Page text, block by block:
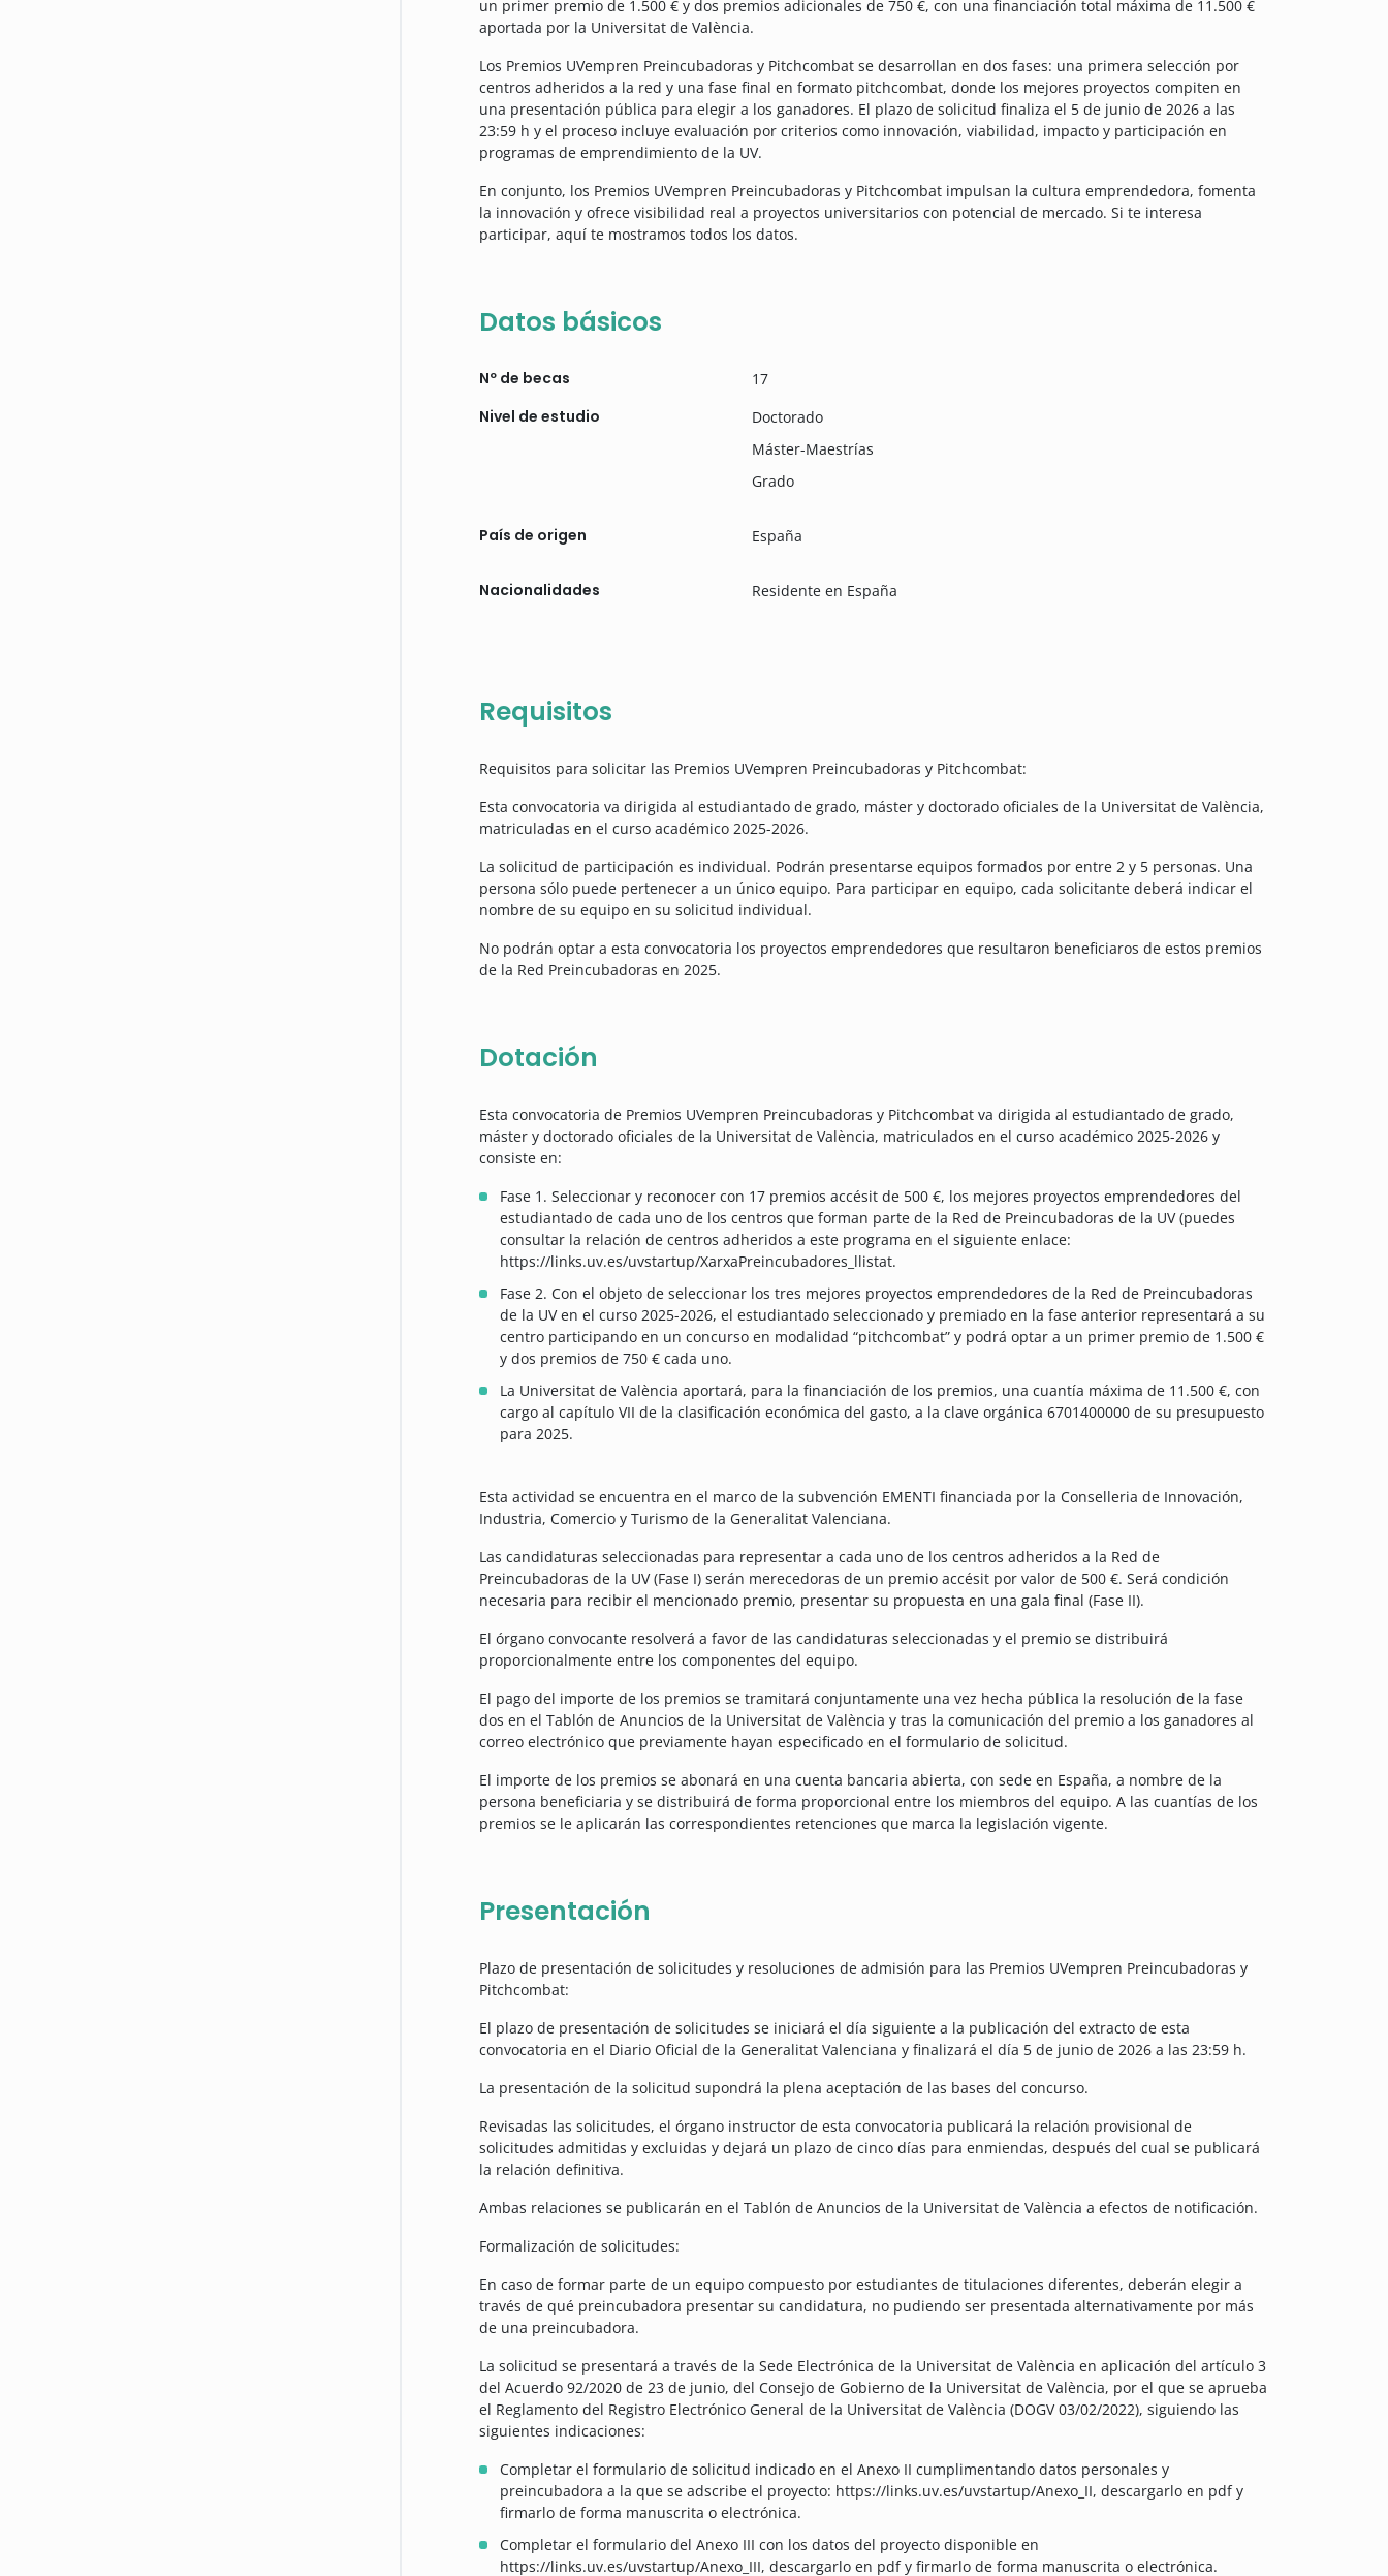
un primer premio de 1.500 € y dos premios adicionales de 750 €, con una financiación total máxima de 11.500 €
aportada por la Universitat de València.
Los Premios UVempren Preincubadoras y Pitchcombat se desarrollan en dos fases: una primera selección por
centros adheridos a la red y una fase final en formato pitchcombat, donde los mejores proyectos compiten en
una presentación pública para elegir a los ganadores. El plazo de solicitud finaliza el 5 de junio de 2026 a las
23:59 h y el proceso incluye evaluación por criterios como innovación, viabilidad, impacto y participación en
programas de emprendimiento de la UV.
En conjunto, los Premios UVempren Preincubadoras y Pitchcombat impulsan la cultura emprendedora, fomenta
la innovación y ofrece visibilidad real a proyectos universitarios con potencial de mercado. Si te interesa
participar, aquí te mostramos todos los datos.
Datos básicos
Nº de becas 17
Nivel de estudio
Doctorado
Máster-Maestrías
Grado
País de origen España
Nacionalidades Residente en España
Requisitos
Requisitos para solicitar las Premios UVempren Preincubadoras y Pitchcombat:
Esta convocatoria va dirigida al estudiantado de grado, máster y doctorado oficiales de la Universitat de València,
matriculadas en el curso académico 2025-2026.
La solicitud de participación es individual. Podrán presentarse equipos formados por entre 2 y 5 personas. Una
persona sólo puede pertenecer a un único equipo. Para participar en equipo, cada solicitante deberá indicar el
nombre de su equipo en su solicitud individual.
No podrán optar a esta convocatoria los proyectos emprendedores que resultaron beneficiaros de estos premios
de la Red Preincubadoras en 2025.
Dotación
Esta convocatoria de Premios UVempren Preincubadoras y Pitchcombat va dirigida al estudiantado de grado,
máster y doctorado oficiales de la Universitat de València, matriculados en el curso académico 2025-2026 y
consiste en:
Fase 1. Seleccionar y reconocer con 17 premios accésit de 500 €, los mejores proyectos emprendedores del
estudiantado de cada uno de los centros que forman parte de la Red de Preincubadoras de la UV (puedes
consultar la relación de centros adheridos a este programa en el siguiente enlace:
https://links.uv.es/uvstartup/XarxaPreincubadores_llistat.
Fase 2. Con el objeto de seleccionar los tres mejores proyectos emprendedores de la Red de Preincubadoras
de la UV en el curso 2025-2026, el estudiantado seleccionado y premiado en la fase anterior representará a su
centro participando en un concurso en modalidad “pitchcombat” y podrá optar a un primer premio de 1.500 €
y dos premios de 750 € cada uno.
La Universitat de València aportará, para la financiación de los premios, una cuantía máxima de 11.500 €, con
cargo al capítulo VII de la clasificación económica del gasto, a la clave orgánica 6701400000 de su presupuesto
para 2025.
Esta actividad se encuentra en el marco de la subvención EMENTI financiada por la Conselleria de Innovación,
Industria, Comercio y Turismo de la Generalitat Valenciana.
Las candidaturas seleccionadas para representar a cada uno de los centros adheridos a la Red de
Preincubadoras de la UV (Fase I) serán merecedoras de un premio accésit por valor de 500 €. Será condición
necesaria para recibir el mencionado premio, presentar su propuesta en una gala final (Fase II).
El órgano convocante resolverá a favor de las candidaturas seleccionadas y el premio se distribuirá
proporcionalmente entre los componentes del equipo.
El pago del importe de los premios se tramitará conjuntamente una vez hecha pública la resolución de la fase
dos en el Tablón de Anuncios de la Universitat de València y tras la comunicación del premio a los ganadores al
correo electrónico que previamente hayan especificado en el formulario de solicitud.
El importe de los premios se abonará en una cuenta bancaria abierta, con sede en España, a nombre de la
persona beneficiaria y se distribuirá de forma proporcional entre los miembros del equipo. A las cuantías de los
premios se le aplicarán las correspondientes retenciones que marca la legislación vigente.
Presentación
Plazo de presentación de solicitudes y resoluciones de admisión para las Premios UVempren Preincubadoras y
Pitchcombat:
El plazo de presentación de solicitudes se iniciará el día siguiente a la publicación del extracto de esta
convocatoria en el Diario Oficial de la Generalitat Valenciana y finalizará el día 5 de junio de 2026 a las 23:59 h.
La presentación de la solicitud supondrá la plena aceptación de las bases del concurso.
Revisadas las solicitudes, el órgano instructor de esta convocatoria publicará la relación provisional de
solicitudes admitidas y excluidas y dejará un plazo de cinco días para enmiendas, después del cual se publicará
la relación definitiva.
Ambas relaciones se publicarán en el Tablón de Anuncios de la Universitat de València a efectos de notificación.
Formalización de solicitudes:
En caso de formar parte de un equipo compuesto por estudiantes de titulaciones diferentes, deberán elegir a
través de qué preincubadora presentar su candidatura, no pudiendo ser presentada alternativamente por más
de una preincubadora.
La solicitud se presentará a través de la Sede Electrónica de la Universitat de València en aplicación del artículo 3
del Acuerdo 92/2020 de 23 de junio, del Consejo de Gobierno de la Universitat de València, por el que se aprueba
el Reglamento del Registro Electrónico General de la Universitat de València (DOGV 03/02/2022), siguiendo las
siguientes indicaciones:
Completar el formulario de solicitud indicado en el Anexo II cumplimentando datos personales y
preincubadora a la que se adscribe el proyecto: https://links.uv.es/uvstartup/Anexo_II, descargarlo en pdf y
firmarlo de forma manuscrita o electrónica.
Completar el formulario del Anexo III con los datos del proyecto disponible en
https://links.uv.es/uvstartup/Anexo_III, descargarlo en pdf y firmarlo de forma manuscrita o electrónica.